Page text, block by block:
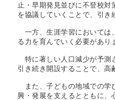
止・早期発見並びに不登校
を協議していくことで、引き
一方、生涯学習においては
る力を育んでいく必要があり
特に著しい人口減少が予測
引き続き開設することで、高
また、子どもの地域での学
興・発展を支えるとともに、